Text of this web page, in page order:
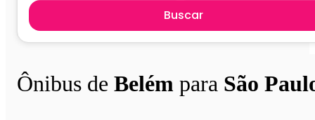
Buscar
Ônibus de Belém para São